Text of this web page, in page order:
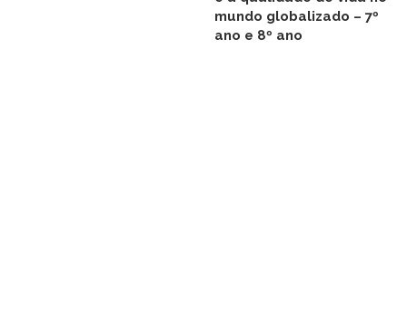
mundo globalizado – 7º
ano e 8º ano